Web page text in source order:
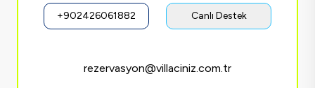
+902426061882 Canlı Destek
rezervasyon@villaciniz.com.tr